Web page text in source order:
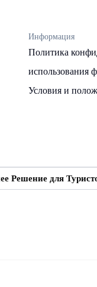
Информация
Политика
использования
Условия и
Решение для